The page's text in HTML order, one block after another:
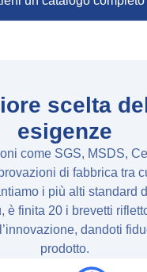
scelta
esigenze
come SGS, MSDS,
di fabbrica tra
i più alti standard
è finita 20 i brevetti
dandoti
prodotto.